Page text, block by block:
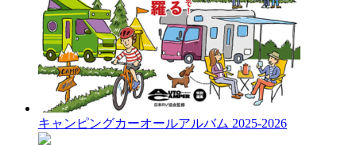
キャンピングカーオールアルバム 2025-2026